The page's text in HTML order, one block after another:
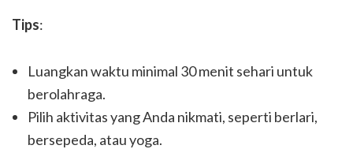
Tips:
Luangkan waktu minimal 30 menit sehari untuk
berolahraga.
Pilih aktivitas yang Anda nikmati, seperti berlari,
bersepeda, atau yoga.